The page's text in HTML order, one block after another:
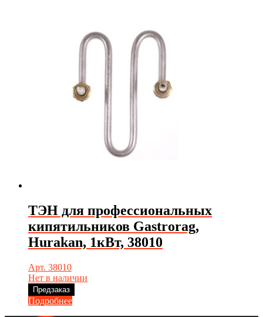
ТЭН для профессиональных
кипятильников Gastrorag,
Hurakan, 1кВт, 38010
Арт. 38010
Нет в наличии
Предзаказ
Подробнее